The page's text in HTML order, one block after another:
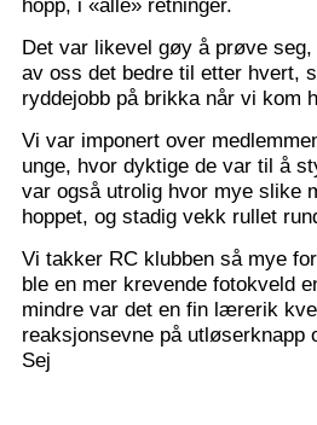
hopp, i «alle» retninger.
Det var likevel gøy å prøve
av oss det bedre til etter hvert,
ryddejobb på brikka når vi kom
Vi var imponert over
unge, hvor dyktige de var til å
var også utrolig hvor mye slike
hoppet, og stadig vekk rullet
Vi takker RC klubben så mye
ble en mer krevende fotokveld
mindre var det en fin lærerik
reaksjonsevne på utløserknapp
Sej